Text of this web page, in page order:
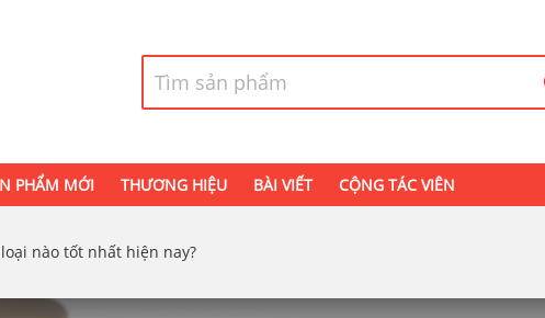
PHẨM MỚI THƯƠNG HIỆU BÀI VIẾT CỘNG TÁC VIÊN
nào tốt nhất hiện nay?